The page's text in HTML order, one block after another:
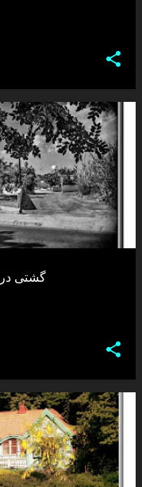
گشتی در